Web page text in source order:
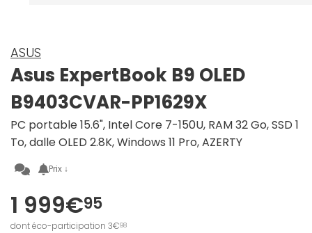
ASUS
Asus ExpertBook B9 OLED
B9403CVAR-PP1629X
PC portable 15.6", Intel Core 7-150U, RAM 32 Go, SSD 1
To, dalle OLED 2.8K, Windows 11 Pro, AZERTY
Prix ↓
1 999€95
dont éco-participation 3€98